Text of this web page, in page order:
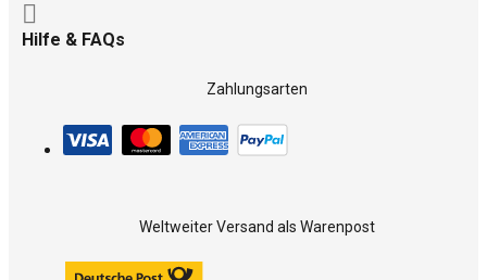
Hilfe & FAQs
Zahlungsarten
Weltweiter Versand als Warenpost